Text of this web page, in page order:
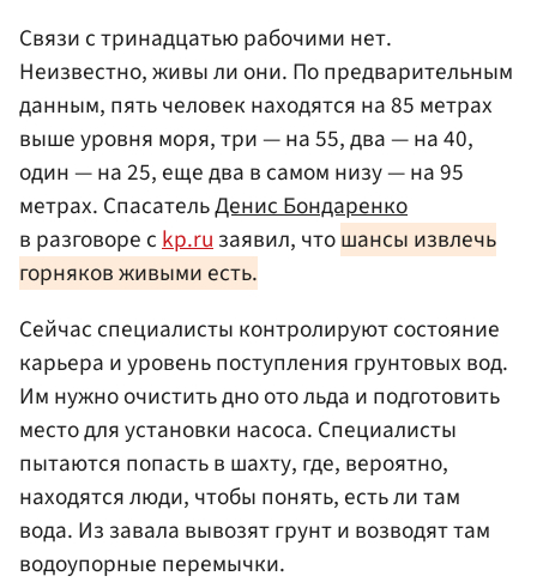
Связи с тринадцатью рабочими нет.
Неизвестно, живы ли они. По предварительным
данным, пять человек находятся на 85 метрах
выше уровня моря, три — на 55, два — на 40,
один — на 25, еще два в самом низу — на 95
метрах. СпасательДенис Бондаренко
в разговоре сkp.ruзаявил, чтошансы извлечь
горняков живыми есть.
Сейчас специалисты контролируют состояние
карьера и уровень поступления грунтовых вод.
Им нужно очистить дно ото льда и подготовить
место для установки насоса. Специалисты
пытаются попасть в шахту, где, вероятно,
находятся люди, чтобы понять, есть ли там
вода. Из завала вывозят грунт и возводят там
водоупорные перемычки.